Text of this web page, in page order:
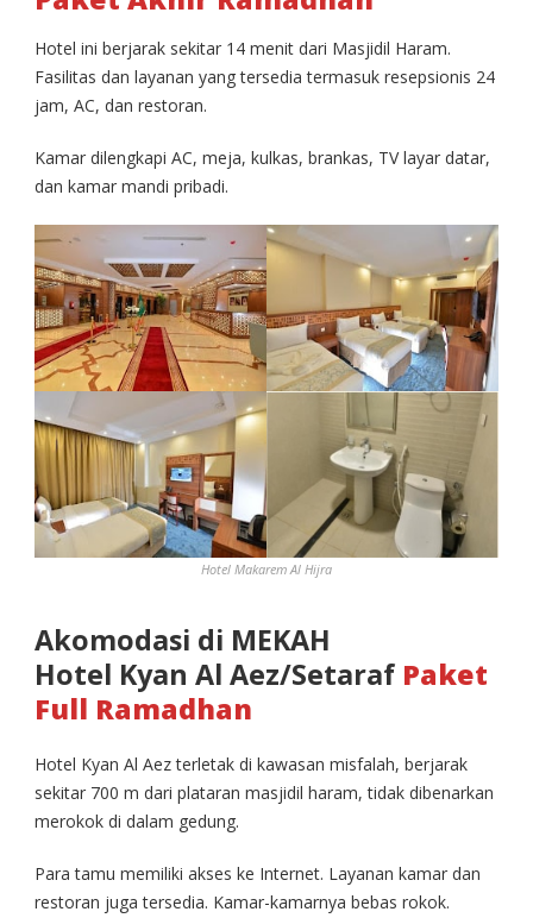
Hotel ini berjarak sekitar 14 menit dari Masjidil Haram.
Fasilitas dan layanan yang tersedia termasuk resepsionis 24
jam, AC, dan restoran.
Kamar dilengkapi AC, meja, kulkas, brankas, TV layar datar,
dan kamar mandi pribadi.
Hotel Makarem Al Hijra
Akomodasi di MEKAH
Hotel Kyan Al Aez/Setaraf Paket
Full Ramadhan
Hotel Kyan Al Aez terletak di kawasan misfalah, berjarak
sekitar 700 m dari plataran masjidil haram, tidak dibenarkan
merokok di dalam gedung.
Para tamu memiliki akses ke Internet. Layanan kamar dan
restoran juga tersedia. Kamar-kamarnya bebas rokok.